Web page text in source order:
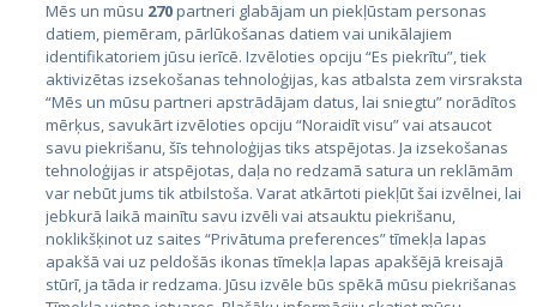
Valstis
Igaunija
Latvija
Lietuva
Mēs un mūsu 270partneri glabājam un piekļūstam personas
datiem, piemēram, pārlūkošanas datiem vai unikālajiem
identifikatoriem jūsu ierīcē. Izvēloties opciju “Es piekrītu”, tiek
aktivizētas izsekošanas tehnoloģijas, kas atbalsta zem virsraksta
“Mēs un mūsu partneri apstrādājam datus, lai sniegtu” norādītos
mērķus, savukārt izvēloties opciju “Noraidīt visu” vai atsaucot
savu piekrišanu, šīs tehnoloģijas tiks atspējotas. Ja izsekošanas
tehnoloģijas ir atspējotas, daļa no redzamā satura un reklāmām
var nebūt jums tik atbilstoša. Varat atkārtoti piekļūt šai izvēlnei, lai
jebkurā laikā mainītu savu izvēli vai atsauktu piekrišanu,
noklikšķinot uz saites “Privātuma preferences” tīmekļa lapas
apakšā vai uz peldošās ikonas tīmekļa lapas apakšējā kreisajā
stūrī, ja tāda ir redzama. Jūsu izvēle būs spēkā mūsu piekrišanas